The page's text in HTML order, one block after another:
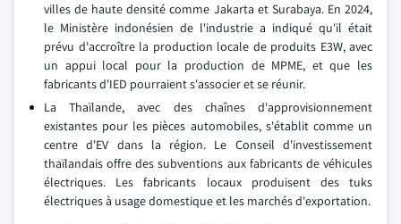
villes de haute densité comme Jakarta et Surabaya. En 2024,
le Ministère indonésien de l'industrie a indiqué qu'il était
prévu d'accroître la production locale de produits E3W, avec
un appui local pour la production de MPME, et que les
fabricants d'IED pourraient s'associer et se réunir.
La Thaïlande, avec des chaînes d'approvisionnement
existantes pour les pièces automobiles, s'établit comme un
centre d'EV dans la région. Le Conseil d'investissement
thaïlandais offre des subventions aux fabricants de véhicules
électriques. Les fabricants locaux produisent des tuks
électriques à usage domestique et les marchés d'exportation.